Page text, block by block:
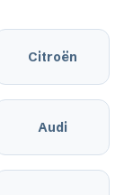
Citroën
Audi